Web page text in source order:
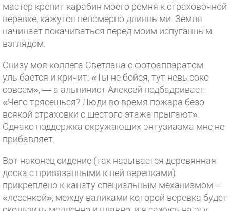
мастер крепит карабин моего ремня к страховочной
веревке, кажутся непомерно длинными. Земля
начинает покачиваться перед моим испуганным
взглядом.
Снизу моя коллега Светлана с фотоаппаратом
улыбается и кричит: «Ты не бойся, тут невысоко
совсем», — а альпинист Алексей подбадривает:
«Чего трясешься? Люди во время пожара безо
всякой страховки с шестого этажа прыгают».
Однако поддержка окружающих энтузиазма мне не
прибавляет.
Вот наконец сидение (так называется деревянная
доска с привязанными к ней веревками)
прикреплено к канату специальным механизмом –
«лесенкой», между валиками которой веревка будет